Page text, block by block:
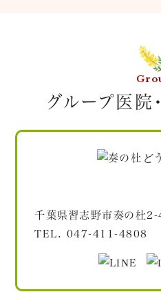
グループ医院
千葉県習志野市奏の杜2-
TEL. 047-411-4808